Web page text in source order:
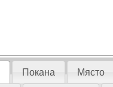
Покана Място